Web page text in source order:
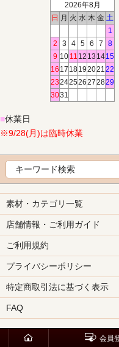
2026年8月
日 月 火 水 木 金 土
1
2
3 4 5 6 7
8
9 10 11 12 13 1415
16 17 1819202122
23242526272829
3031
■休業日
※9/28(月)は臨時休業
素材・カテゴリ一覧
店舗情報・ご利用ガイド
ご利用規約
プライバシーポリシー
特定商取引法に基づく表示
FAQ
会員